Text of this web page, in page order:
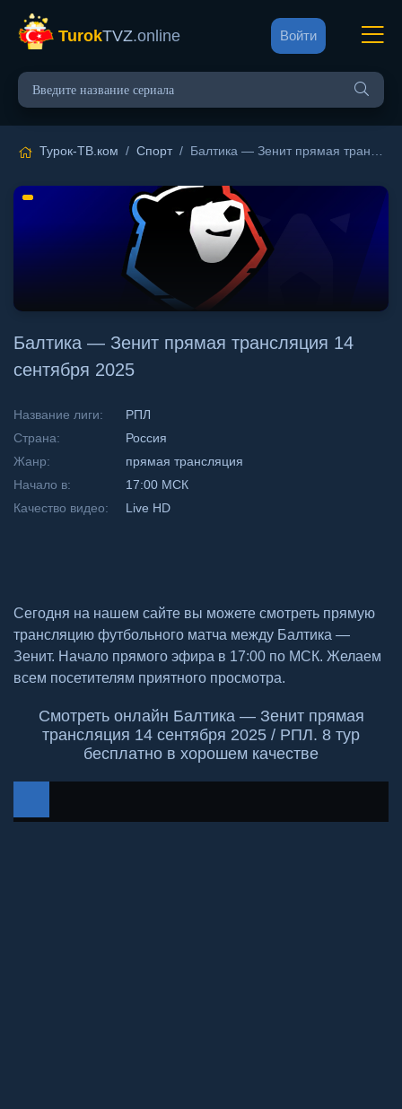
TurokTVZ.online Войти
Турок-ТВ.ком / Спорт/ Балтика — Зенит прямая трансляция 14 сентября 2025
Балтика — Зенит прямая трансляция 14
сентября 2025
Название лиги:
РПЛ
Страна:
Россия
Жанр:
прямая трансляция
Начало в:
17:00 МСК
Качество видео:
Live HD
Сегодня на нашем сайте вы можете смотреть прямую
трансляцию футбольного матча между Балтика —
Зенит. Начало прямого эфира в 17:00 по МСК. Желаем
всем посетителям приятного просмотра.
Смотреть онлайн Балтика — Зенит прямая
трансляция 14 сентября 2025 / РПЛ. 8 тур
бесплатно в хорошем качестве